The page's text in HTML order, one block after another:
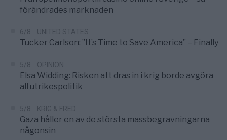
förändrades marknaden
6/8 UNITED STATES
Tucker Carlson: ”It’s Time to Save America” – Finally
5/8 OPINION
Elsa Widding: Risken att dras in i krig borde avgöra
all utrikespolitik
5/8 KRIG & FRED
Gaza håller en av de största massbegravningarna
någonsin